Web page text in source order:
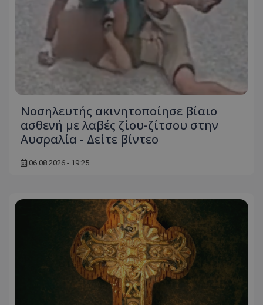
Νοσηλευτής ακινητοποίησε βίαιο
ασθενή με λαβές ζίου-ζίτσου στην
Αυσραλία - Δείτε βίντεο
06.08.2026 - 19:25
ASP.NET_SessionId
Microsoft Corporation
VISITOR_PRIVACY_METADATA
YouTube
.youtube.com